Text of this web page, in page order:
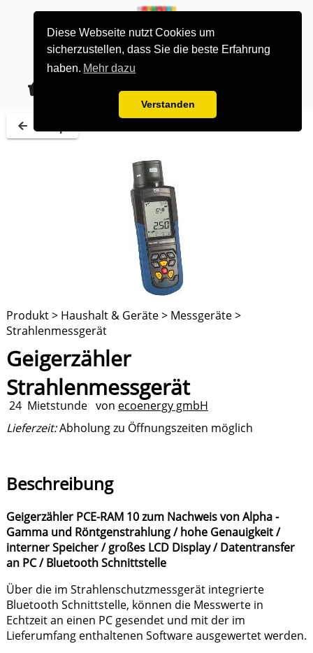
alle Gruppen
Shop
Produkt > Haushalt & Geräte > Messgeräte >
Strahlenmessgerät
Geigerzähler
Strahlenmessgerät
24 Mietstunde von ecoenergy gmbH
Lieferzeit:Abholung zu Öffnungszeiten möglich
Beschreibung
Geigerzähler PCE-RAM 10 zum Nachweis von Alpha -
Gamma und Röntgenstrahlung / hohe Genauigkeit /
interner Speicher / großes LCD Display / Datentransfer
an PC / Bluetooth Schnittstelle
Über die im Strahlenschutzmessgerät integrierte
Bluetooth Schnittstelle, können die Messwerte in
Echtzeit an einen PC gesendet und mit der im
Lieferumfang enthaltenen Software ausgewertet werden.
Diese Webseite nutzt Cookies um
sicherzustellen, dass Sie die beste Erfahrung
haben. Mehr dazu
Verstanden